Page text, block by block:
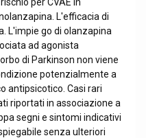
L'efficacia di
L'impie go di olanzapina
ad agonista
di Parkinson non viene
potenzialmente a
antipsicotico. Casi rari
riportati in associazione a
segni e sintomi indicativi
senza ulteriori